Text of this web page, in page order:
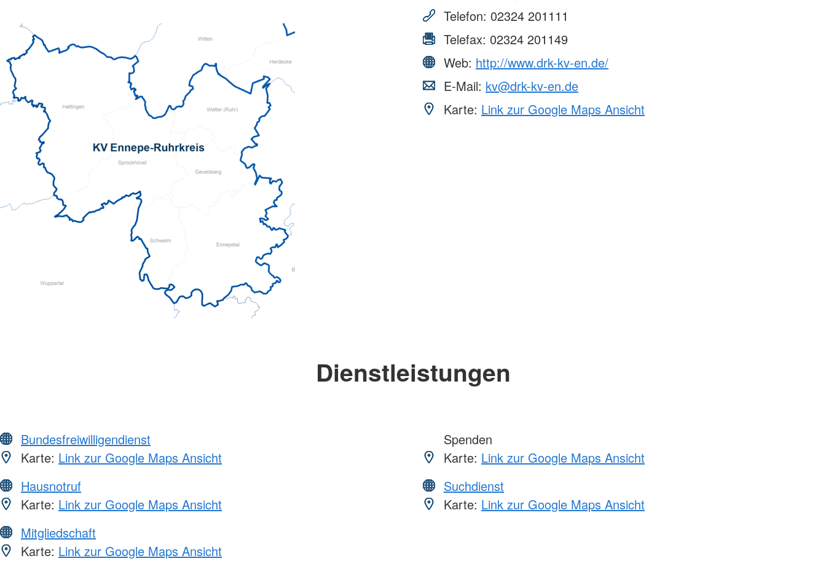
Servicewohnen-Sonnenpark
Tages-Pflege
Telefon: 02324 201111
Telefax: 02324 201149
Web: http://www.drk-kv-en.de/
E-Mail: kv@drk-kv-en.de
Karte: Link zur Google Maps Ansicht
Dienstleistungen
Bundesfreiwilligendienst
Karte: Link zur Google Maps Ansicht
Hausnotruf
Karte: Link zur Google Maps Ansicht
Mitgliedschaft
Karte: Link zur Google Maps Ansicht
Spenden
Karte: Link zur Google Maps Ansicht
Suchdienst
Karte: Link zur Google Maps Ansicht